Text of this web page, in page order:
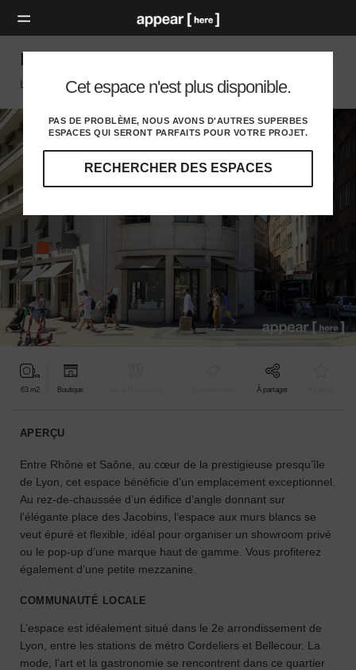
Cet espace n'est plus disponible.
PAS DE PROBLÈME, NOUS AVONS D'AUTRES SUPERBES
ESPACES QUI SERONT PARFAITS POUR VOTRE PROJET.
RECHERCHER DES ESPACES
Explorez
nos
destinations
et
identifiez
pour
votre
À
la
recherche
d'un
espace
en
?
notre
moteur
de
Boutique place des Jacobins, Lyon
Lyon
63 m2 Boutique À partager
APERÇU
Entre Rhône et Saône, au cœur de la prestigieuse presqu’île
de Lyon, cet espace bénéficie d’un emplacement exceptionnel.
Au rez-de-chaussée d’un édifice d’angle donnant sur
l’élégante place des Jacobins, l’espace aux murs blancs se
veut épuré et flexible, idéal pour organiser un showroom privé
ou le pop-up d’une marque haut de gamme. Vous profiterez
également d’une petite mezzanine.
COMMUNAUTÉ LOCALE
L’espace est idéalement situé dans le 2e arrondissement de
Lyon, entre les stations de métro Cordeliers et Bellecour. La
mode, l’art et la gastronomie se rencontrent dans ce quartier